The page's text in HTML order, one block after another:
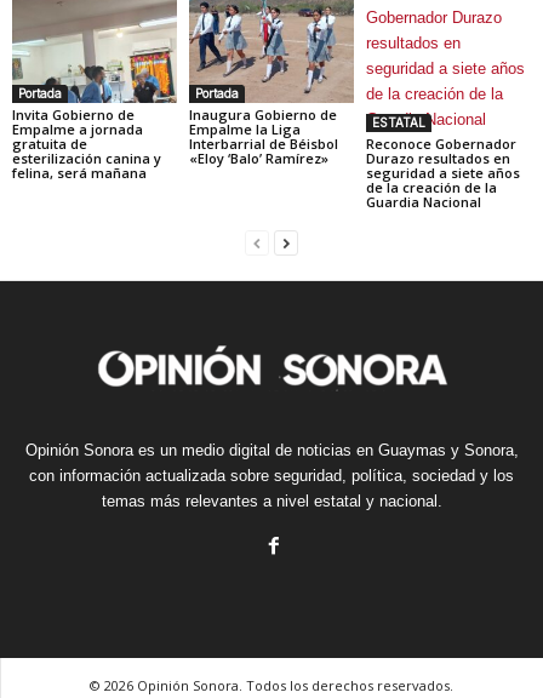
Portada
Invita Gobierno de
Empalme a jornada
gratuita de
esterilización canina y
felina, será mañana
Portada
Inaugura Gobierno de
Empalme la Liga
Interbarrial de Béisbol
«Eloy ‘Balo’ Ramírez»
ESTATAL
Reconoce Gobernador
Durazo resultados en
seguridad a siete años
de la creación de la
Guardia Nacional
Opinión Sonora es un medio digital de noticias en Guaymas y Sonora,
con información actualizada sobre seguridad, política, sociedad y los
temas más relevantes a nivel estatal y nacional.
© 2026 Opinión Sonora. Todos los derechos reservados.